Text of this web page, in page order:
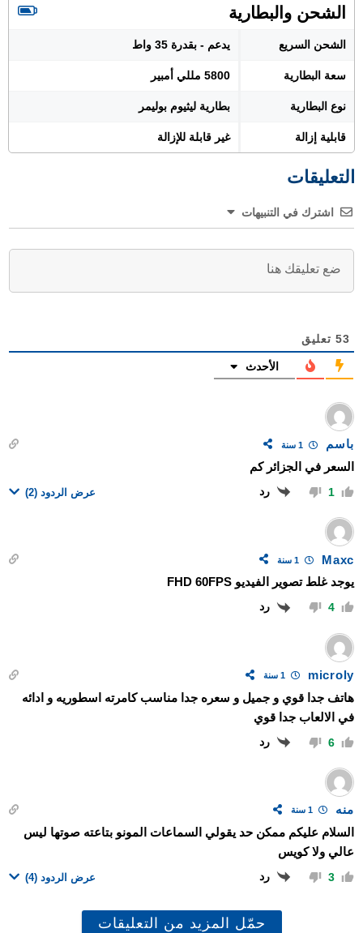
الشحن والبطارية
الشحن السريع يدعم - بقدرة 35 واط
سعة البطارية 5800 مللي أمبير
نوع البطارية بطارية ليثيوم بوليمر
قابلية إزالة غير قابلة للإزالة
التعليقات
اشترك في التنبيهات
53 تعليق
الأحدث
باسم
السعر في الجزائر كم
1 رد عرض الردود (2)
Maxc
يوجد غلط تصوير الفيديو FHD 60FPS
4 رد
microly
هاتف جدا قوي و جميل و سعره جدا مناسب كامرته اسطوريه و ادائه
في الالعاب جدا قوي
6 رد
منه 1 سنة
السلام عليكم ممكن حد يقولي السماعات المونو بتاعته صوتها ليس
عالي ولا كويس
3 رد عرض الردود (4)
حمّل المزيد من التعليقات